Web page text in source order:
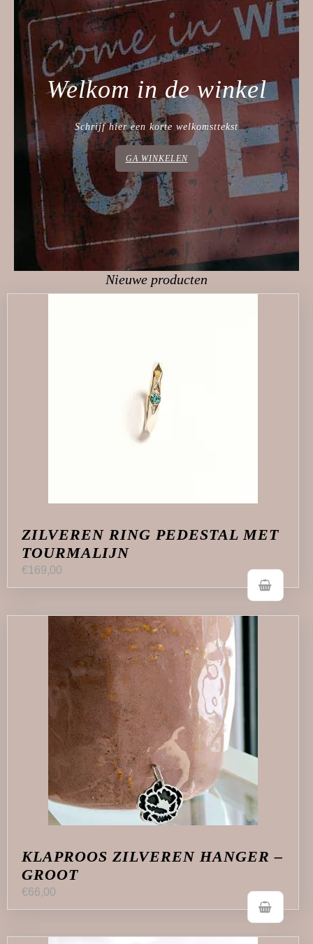
Welkom in de winkel
Schrijf hier een korte welkomsttekst
GA WINKELEN
Nieuwe producten
ZILVEREN RING PEDESTAL MET
TOURMALIJN
€169,00
KLAPROOS ZILVEREN HANGER –
GROOT
€66,00